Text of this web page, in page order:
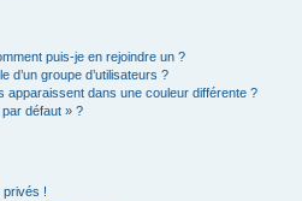
puis-je en rejoindre un ?
d’un groupe d’utilisateurs ?
apparaissent dans une couleur différente ?
par défaut » ?
privés !